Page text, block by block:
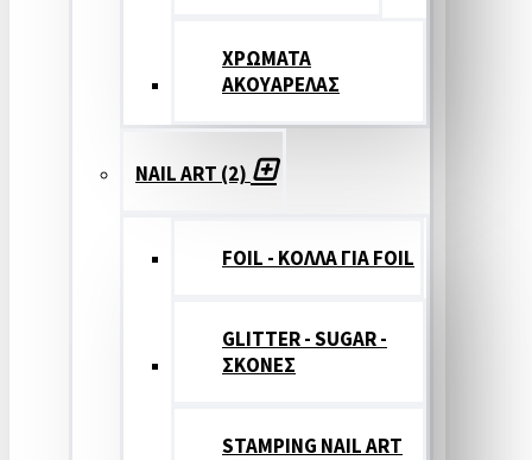
ΧΡΩΜΑΤΑ
ΑΚΟΥΑΡΕΛΑΣ
NAIL ART (2)
FOIL - ΚΟΛΛΑ ΓΙΑ FOIL
GLITTER - SUGAR -
ΣΚΟΝΕΣ
STAMPING NAIL ART